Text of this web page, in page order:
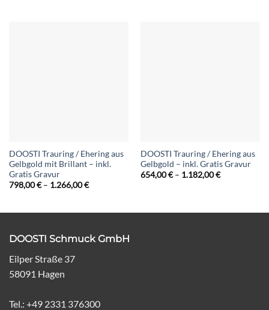
DOOSTI Trauring / Ehering aus
Gelbgold mit Brillant – inkl.
Gratis Gravur
798,00€ – 1.266,00€Preisspanne:
DOOSTI Trauring / Ehering aus
Gelbgold – inkl. Gratis Gravur
654,00€ – 1.182,00€Preisspanne:
DOOSTI Schmuck GmbH
Eilper Straße 37
58091 Hagen
Tel.: +49 2331 376300